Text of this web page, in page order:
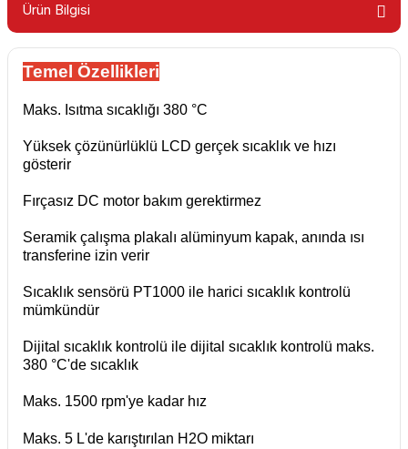
Ürün Bilgisi
Temel Özellikleri
Maks. Isıtma sıcaklığı 380 °C
Yüksek çözünürlüklü LCD gerçek sıcaklık ve hızı
gösterir
Fırçasız DC motor bakım gerektirmez
Seramik çalışma plakalı alüminyum kapak, anında ısı
transferine izin verir
Sıcaklık sensörü PT1000 ile harici sıcaklık kontrolü
mümkündür
Dijital sıcaklık kontrolü ile dijital sıcaklık kontrolü maks.
380 °C'de sıcaklık
Maks. 1500 rpm'ye kadar hız
Maks. 5 L'de karıştırılan H2O miktarı